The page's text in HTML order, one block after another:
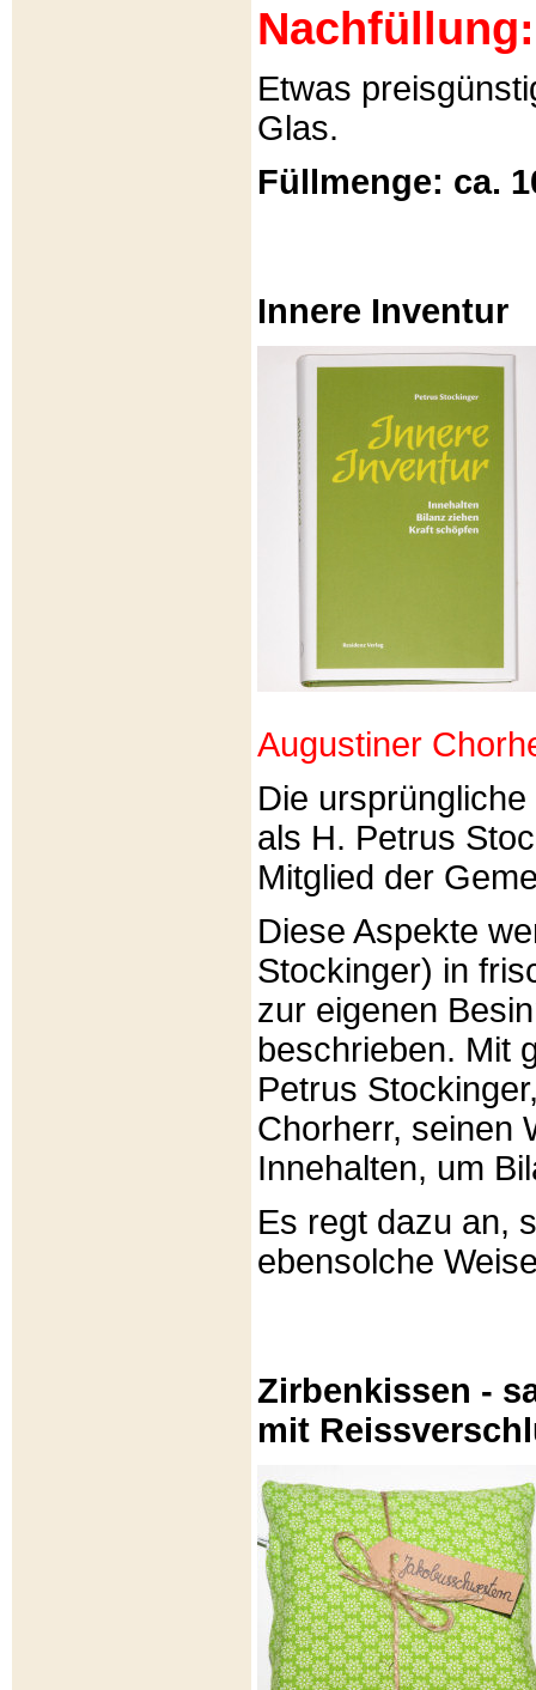
Etwas
Glas.
Füllmenge: ca.
Innere Inventur
Augustiner
Die
als H. Petrus
Mitglied der
Diese Aspekte
Stockinger) in
zur eigenen
beschrieben. Mit
Petrus
Chorherr, seinen
Innehalten, um
Es regt dazu an,
ebensolche
Zirbenkissen -
mit